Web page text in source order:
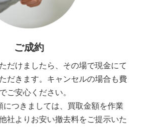
ご成約
だけましたら、その場で現金にて
だきます。キャンセルの場合も費
ご安心ください。
につきましては、買取金額を作業
社よりお安い撤去料をご提示いた